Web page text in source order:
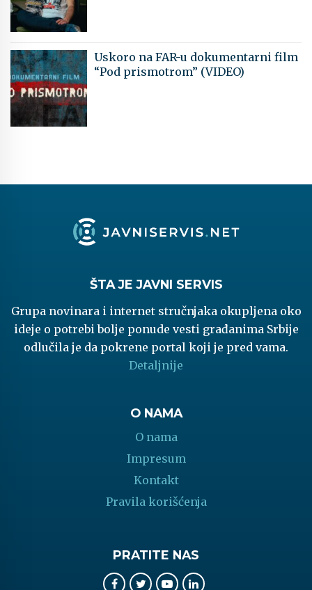
Uskoro na FAR-u dokumentarni film
“Pod prismotrom” (VIDEO)
ŠTA JE JAVNI SERVIS
Grupa novinara i internet stručnjaka okupljena oko
ideje o potrebi bolje ponude vesti građanima Srbije
odlučila je da pokrene portal koji je pred vama.
Detaljnije
O NAMA
O nama
Impresum
Kontakt
Pravila korišćenja
PRATITE NAS